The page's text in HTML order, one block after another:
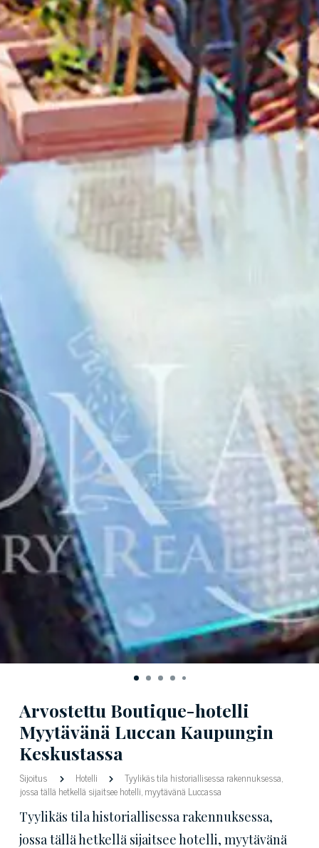
Arvostettu Boutique-hotelli
Myytävänä Luccan Kaupungin
Keskustassa
Sijoitus Hotelli
Tyylikäs tila historiallisessa rakennuksessa,
jossa tällä hetkellä sijaitsee hotelli, myytävänä Luccassa
Tyylikäs tila historiallisessa rakennuksessa,
jossa tällä hetkellä sijaitsee hotelli, myytävänä